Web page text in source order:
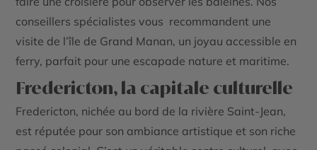
conseillers spécialistes vous recommandent une
visite de l’île de Grand Manan, un joyau accessible en
ferry, parfait pour une escapade nature et maritime.
Fredericton, la capitale culturelle
Fredericton, nichée au bord de la rivière Saint-Jean,
est réputée pour son ambiance artistique et son riche